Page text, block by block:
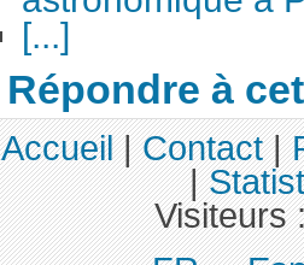
[...]
Répondre à
Accueil|Contact|
|
Visiteurs